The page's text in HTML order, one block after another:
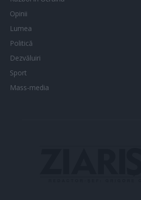
Opinii
Lumea
Politică
Dezvăluiri
Sport
Mass-media